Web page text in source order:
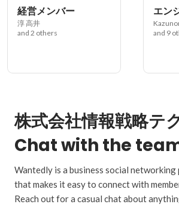
経営メンバー
淳 高井
and 2 others
エン
and 9
株式会社情報戦略テ
Chat with the
Wantedly is a business social
that makes it easy to connect with
Reach out for a casual chat about